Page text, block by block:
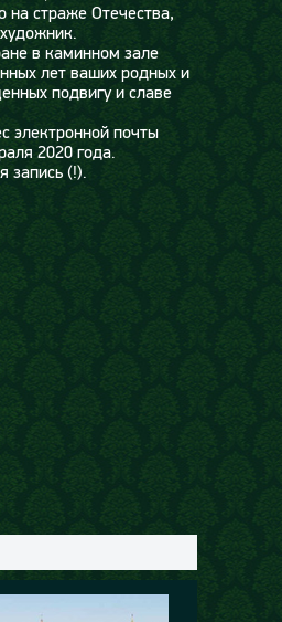
на страже Отечества,
в каминном зале
лет ваших родных и
подвигу и славе
электронной почты
2020 года.
запись (!).